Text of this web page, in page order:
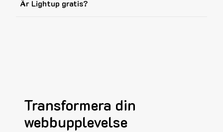
Är Lightup gratis?
Transformera din
webbupplevelse